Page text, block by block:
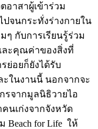
อาสาผู้เข้าร่วม
จนกระทั่งร่างกายใน
กับการเรียนรู้ร่วม
ละคุณค่าของสิ่งที่
ย่อยก็ยังได้รับ
ในงานนี้ นอกจากจะ
รจากมูลนิธิวายไอ
คนเก่งจากจังหวัด
for Life ให้